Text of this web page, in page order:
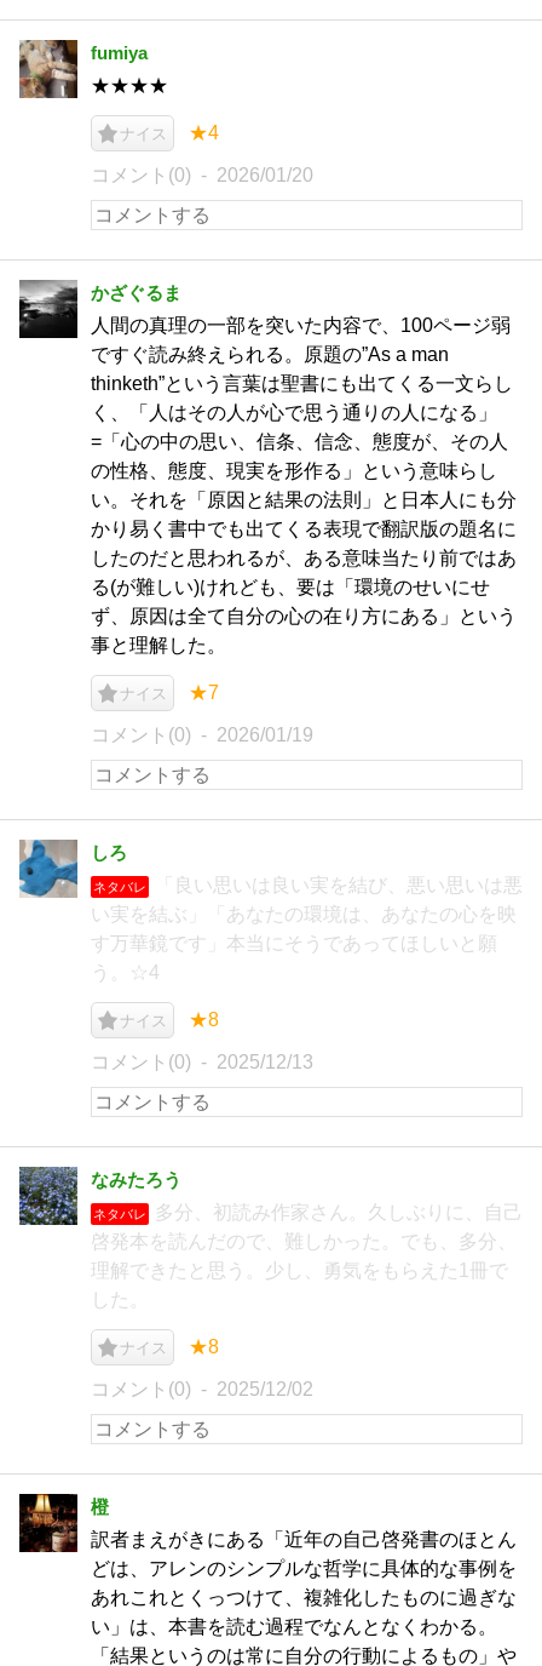
fumiya
★★★★
ナイス ★4
コメント(0) 2026/01/20
かざぐるま
人間の真理の一部を突いた内容で、100ページ弱
ですぐ読み終えられる。原題の”As a man
thinketh”という言葉は聖書にも出てくる一文らし
く、「人はその人が心で思う通りの人になる」
=「心の中の思い、信条、信念、態度が、その人
の性格、態度、現実を形作る」という意味らし
い。それを「原因と結果の法則」と日本人にも分
かり易く書中でも出てくる表現で翻訳版の題名に
したのだと思われるが、ある意味当たり前ではあ
る(が難しい)けれども、要は「環境のせいにせ
ず、原因は全て自分の心の在り方にある」という
事と理解した。
ナイス ★7
コメント(0) 2026/01/19
しろ
ネタバレ
「良い思いは良い実を結び、悪い思いは悪
い実を結ぶ」「あなたの環境は、あなたの心を映
す万華鏡です」本当にそうであってほしいと願
う。☆4
ナイス ★8
コメント(0) 2025/12/13
なみたろう
ネタバレ
多分、初読み作家さん。久しぶりに、自己
啓発本を読んだので、難しかった。でも、多分、
理解できたと思う。少し、勇気をもらえた1冊で
した。
ナイス ★8
コメント(0) 2025/12/02
橙
訳者まえがきにある「近年の自己啓発書のほとん
どは、アレンのシンプルな哲学に具体的な事例を
あれこれとくっつけて、複雑化したものに過ぎな
い」は、本書を読む過程でなんとなくわかる。
「結果というのは常に自分の行動によるもの」や